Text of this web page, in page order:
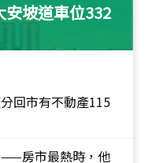
安坡道車位332
回市有不動產115
——房市最熱時，他